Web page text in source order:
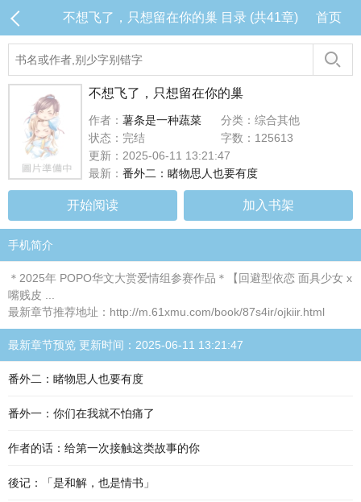
不想飞了，只想留在你的巢 目录 (共41章) 首页
不想飞了，只想留在你的巢
作者： 薯条是一种蔬菜
分类：综合其他
状态：完结
字数：125613
更新：2025-06-11 13:21:47
最新： 番外二：睹物思人也要有度
开始阅读 加入书架
手机简介
＊2025年 POPO华文大赏爱情组参赛作品＊【回避型依恋 面具少女 x
嘴贱皮 ...
最新章节推荐地址：http://m.61xmu.com/book/87s4ir/ojkiir.html
最新章节预览 更新时间：2025-06-11 13:21:47
番外二：睹物思人也要有度
番外一：你们在我就不怕痛了
作者的话：给第一次接触这类故事的你
後记：「是和解，也是情书」